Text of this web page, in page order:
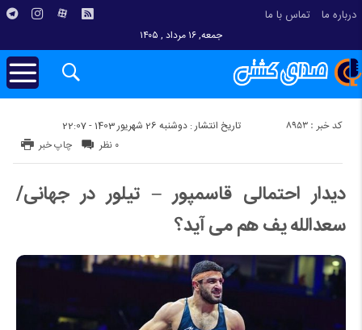
درباره ما تماس با ما
جمعه, ۱۶ مرداد , ۱۴۰۵
تاریخ انتشار : دوشنبه 26 شهریور 1403 - 22:07 کد خبر : 8953
چاپ خبر ۰ نظر
دیدار احتمالی قاسمپور – تیلور در جهانی/
سعدالله یف هم می آید؟